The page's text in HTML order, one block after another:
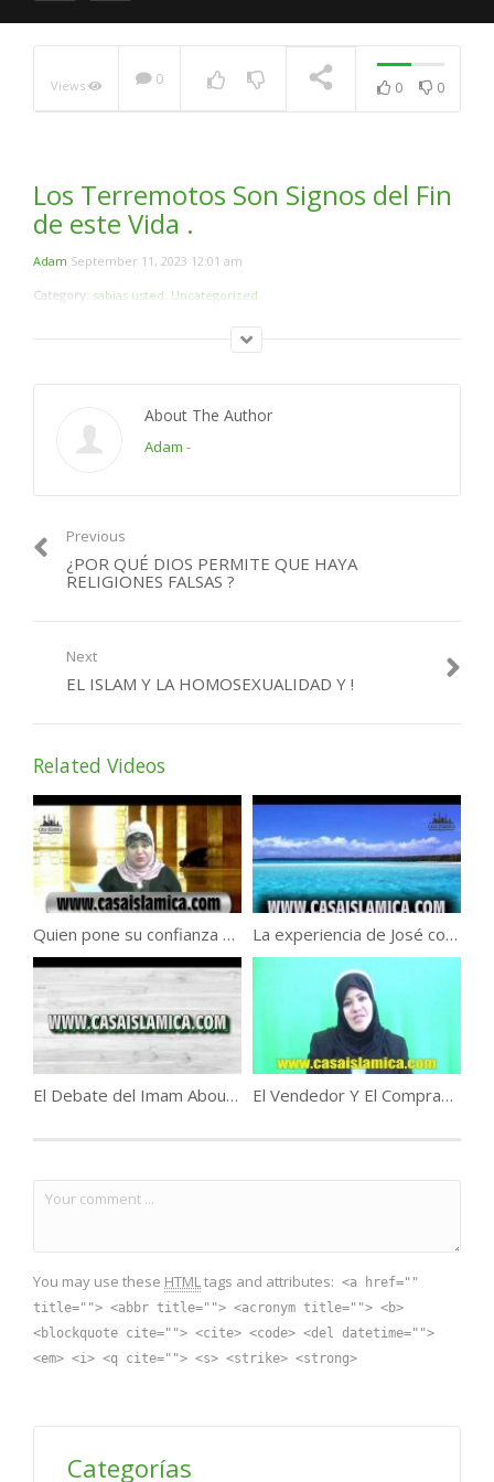
Comparación Entre El
Creador Y Jesús.
(Respuesta a ; Lider
Views 0 0 0
Los Terremotos Son Signos del Fin
de este Vida .
Adam September 11, 2023 12:01 am
Category: sabias usted Uncategorized
About The Author
Adam -
Previous
¿POR QUÉ DIOS PERMITE QUE HAYA
RELIGIONES FALSAS ?
Next
EL ISLAM Y LA HOMOSEXUALIDAD Y !
Related Videos
Quien pone su confianza en el dinero, este disminuirá . La experiencia de José con el ayuno de Ramadán.
El Debate del Imam Abou Hanifah. El Vendedor Y El Comprador En El Islam .
You may use these HTMLtags and attributes: <a href=""
title=""> <abbr title=""> <acronym title=""> <b>
<blockquote cite=""> <cite> <code> <del datetime="">
<em> <i> <q cite=""> <s> <strike> <strong>
Categorías